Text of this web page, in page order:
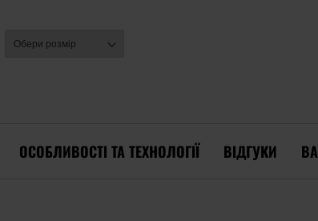
ОСОБЛИВОСТІ ТА ТЕХНОЛОГІЇ ВІДГУКИ